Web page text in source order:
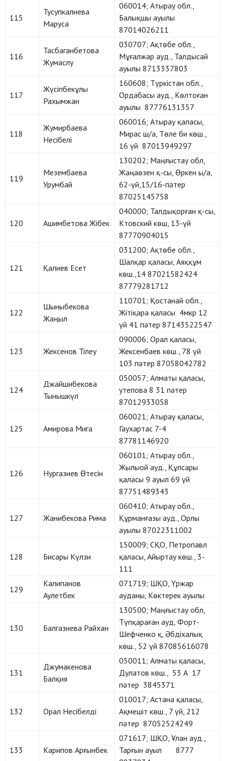
115
Тусупкалиева
Маруса
060014; Атырау обл.,
Балықшы ауылы
87014026211
116
Тасбаганбетова
Жумаслу
030707; Ақтөбе обл.,
Мұғалжар ауд., Талдысай
ауылы 8713337803
117
Жүсіпбекұлы
Рахымжан
160608; Түркістан обл.,
Ордабасы ауд., Көлтоған
ауылы 87776131357
118
Жумирбаева
Несібелі
060016; Атырау қаласы,
Мирас ш/а, Төле би көш.,
16 үй 87013949297
119
Мезембаева
Урумбай
130202; Маңғыстау обл,
Жаңаөзен қ-сы, Өркен ы/а,
62-үй,15/16-пәтер
87025145758
120 Ашимбетова Жібек
040000; Талдықорған қ-сы,
Ктовский көш, 13-үй
87770904015
121 Қалиев Есет
031200; Ақтөбе обл.,
Шалқар қаласы, Аяққұм
көш.,14 87021582424
87779281712
122
Шыныбекова
Жаңыл
110701; Қостанай обл.,
Жітіқара қаласы 4мкр 12
үй 41 пәтер 87143522547
123 Жексенов Тілеу
090006; Орал қаласы,
Жексенбаев көш., 78 үй
103 пәтер 87058042782
124
Джайшибекова
Тынышкүл
050057; Алматы қаласы,
утепова 8 31 пәтер
87012933058
125 Амирова Мига
060021; Атырау қаласы,
Гаухартас 7-4
87781146920
126 Нургазиев Өтесін
060101; Атырау обл.,
Жылыой ауд., Құлсары
қаласы 9 ауыл 69 үй
87751489343
127 Жанибекова Рима
060410; Атырау обл.,
Құрманғазы ауд., Орлы
ауылы 87022311002
128 Бисары Күлзи
150009; СҚО, Петропавл
қаласы, Айыртау көш., 3-
111
129
Калипанов
Аулетбек
071719; ШҚО, Үржар
ауданы, Көктерек ауылы
130 Балгазиева Райхан
130500; Маңғыстау обл,
Түпқараған ауд, Форт-
Шефченко қ, Әбдіхалық
көш., 52 үй 87085616078
131
Джумакенова
Балқия
050011; Алматы қаласы,
Дулатов көш., 53 А 17
пәтер 3845371
132 Орал Несібелді
010017; Астана қаласы,
Ақмешіт көш., 7 үй, 212
пәтер 87052524249
133 Карипов Арғынбек
071617; ШҚО, Ұлан ауд.,
Тарғын ауыл 8777